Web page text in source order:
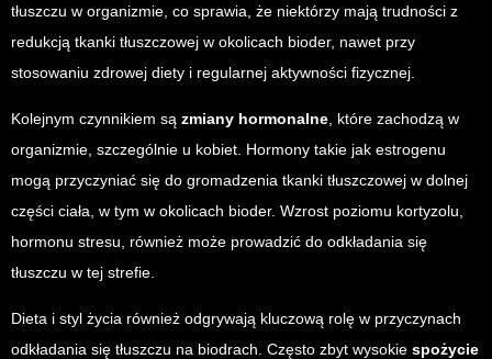
tłuszczu w organizmie, co sprawia, że niektórzy mają trudności z
redukcją tkanki tłuszczowej w okolicach bioder, nawet przy
stosowaniu zdrowej diety i regularnej aktywności fizycznej.
Kolejnym czynnikiem są zmiany hormonalne , które zachodzą w
organizmie, szczególnie u kobiet. Hormony takie jak estrogenu
mogą przyczyniać się do gromadzenia tkanki tłuszczowej w dolnej
części ciała, w tym w okolicach bioder. Wzrost poziomu kortyzolu,
hormonu stresu, również może prowadzić do odkładania się
tłuszczu w tej strefie.
Dieta i styl życia również odgrywają kluczową rolę w przyczynach
odkładania się tłuszczu na biodrach. Często zbyt wysokie spożycie